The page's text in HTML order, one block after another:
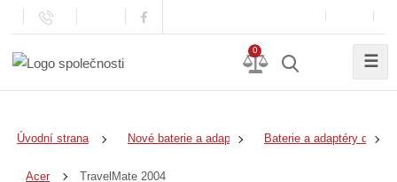
0
☰
Úvodní strana Nové baterie a adaptéry Baterie a adaptéry do
Acer TravelMate 2004